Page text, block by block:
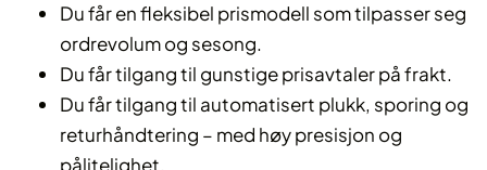
Du får en fleksibel prismodell som tilpasser seg
ordrevolum og sesong.
Du får tilgang til gunstige prisavtaler på frakt.
Du får tilgang til automatisert plukk, sporing og
returhåndtering – med høy presisjon og
pålitelighet.